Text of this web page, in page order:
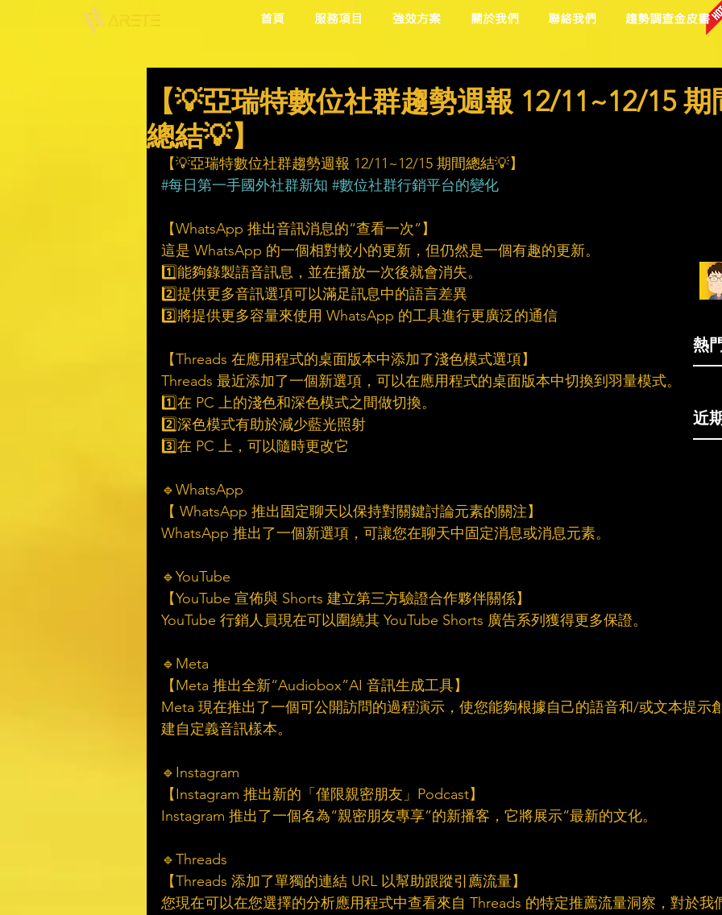
首頁 服務項目 強效方案 關於我們 聯絡我們 趨勢調查金皮書
【💡亞瑞特數位社群趨勢週報 12/11~12/15 期
總結💡】
【💡亞瑞特數位社群趨勢週報 12/11~12/15 期間總結💡】
#每日第一手國外社群新知 #數位社群行銷平台的變化
【WhatsApp 推出音訊消息的“查看一次”】
這是 WhatsApp 的一個相對較小的更新，但仍然是一個有趣的更新。
1️⃣能夠錄製語音訊息，並在播放一次後就會消失。
2️⃣提供更多音訊選項可以滿足訊息中的語言差異
3️⃣將提供更多容量來使用 WhatsApp 的工具進行更廣泛的通信
【Threads 在應用程式的桌面版本中添加了淺色模式選項】
Threads 最近添加了一個新選項，可以在應用程式的桌面版本中切換到羽量模式。
1️⃣在 PC 上的淺色和深色模式之間做切換。
2️⃣深色模式有助於減少藍光照射
3️⃣在 PC 上，可以隨時更改它
🔹WhatsApp
【 WhatsApp 推出固定聊天以保持對關鍵討論元素的關注】
WhatsApp 推出了一個新選項，可讓您在聊天中固定消息或消息元素。
🔹YouTube
【YouTube 宣佈與 Shorts 建立第三方驗證合作夥伴關係】
YouTube 行銷人員現在可以圍繞其 YouTube Shorts 廣告系列獲得更多保證。
🔹Meta
【Meta 推出全新“Audiobox”AI 音訊生成工具】
Meta 現在推出了一個可公開訪問的過程演示，使您能夠根據自己的語音和/或文本提示
建自定義音訊樣本。
🔹Instagram
【Instagram 推出新的「僅限親密朋友」Podcast】
Instagram 推出了一個名為“親密朋友專享”的新播客，它將展示“最新的文化。
🔹Threads
【Threads 添加了單獨的連結 URL 以幫助跟蹤引薦流量】
您現在可以在您選擇的分析應用程式中查看來自 Threads 的特定推薦流量洞察，對於我
熱
近